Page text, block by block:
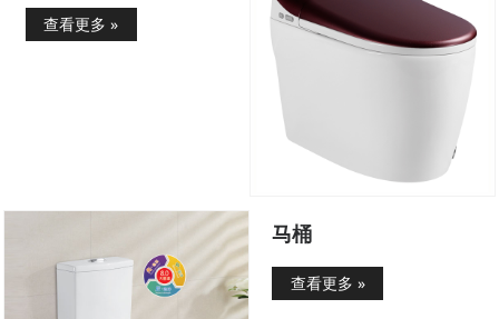
查看更多 »
马桶
查看更多 »